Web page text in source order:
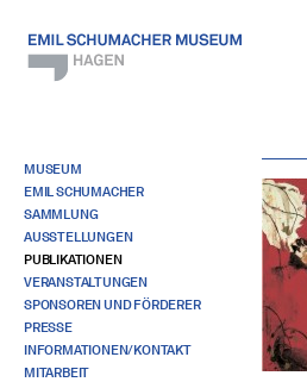
MUSEUM
EMIL SCHUMACHER
SAMMLUNG
AUSSTELLUNGEN
PUBLIKATIONEN
VERANSTALTUNGEN
SPONSOREN UND FÖRDERER
PRESSE
INFORMATIONEN/KONTAKT
MITARBEIT